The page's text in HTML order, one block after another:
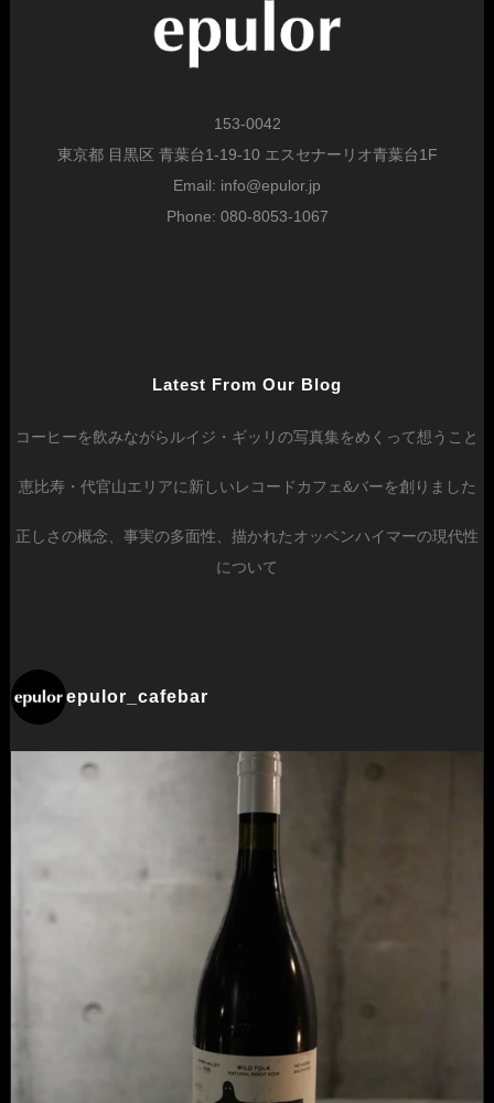
153-0042
東京都 目黒区 青葉台1-19-10 エスセナーリオ青葉台1F
Email: info@epulor.jp
Phone: 080-8053-1067
Latest From Our Blog
コーヒーを飲みながらルイジ・ギッリの写真集をめくって想うこと
恵比寿・代官山エリアに新しいレコードカフェ&バーを創りました
正しさの概念、事実の多面性、描かれたオッペンハイマーの現代性
について
epulor_cafebar